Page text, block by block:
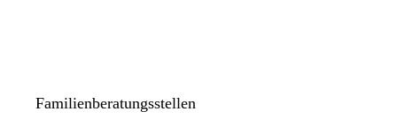
Familienberatungsstellen